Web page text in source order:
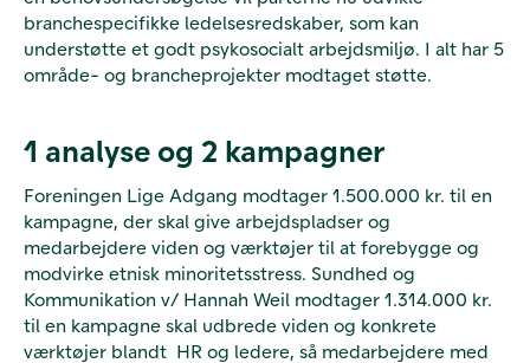
branchespecifikke ledelsesredskaber, som kan
understøtte et godt psykosocialt arbejdsmiljø. I alt har 5
område- og brancheprojekter modtaget støtte.
1 analyse og 2 kampagner
Foreningen Lige Adgang modtager 1.500.000 kr. til en
kampagne, der skal give arbejdspladser og
medarbejdere viden og værktøjer til at forebygge og
modvirke etnisk minoritetsstress. Sundhed og
Kommunikation v/ Hannah Weil modtager 1.314.000 kr.
til en kampagne skal udbrede viden og konkrete
værktøjer blandt HR og ledere, så medarbejdere med